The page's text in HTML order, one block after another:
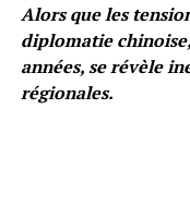
Alors que les
diplomatie
années, se révèle
régionales.